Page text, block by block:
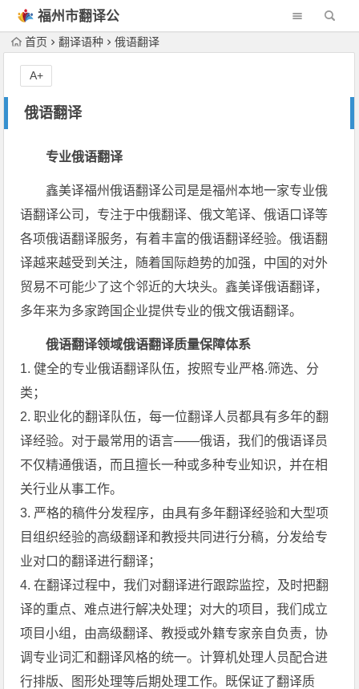
福州市翻译公
司首页 翻译语种 俄语翻译
俄语翻译
A+
专业俄语翻译
鑫美译福州俄语翻译公司是是福州本地一家专业俄
语翻译公司，专注于中俄翻译、俄文笔译、俄语口译等
各项俄语翻译服务，有着丰富的俄语翻译经验。俄语翻
译越来越受到关注，随着国际趋势的加强，中国的对外
贸易不可能少了这个邻近的大块头。鑫美译俄语翻译，
多年来为多家跨国企业提供专业的俄文俄语翻译。
俄语翻译领域俄语翻译质量保障体系
1. 健全的专业俄语翻译队伍，按照专业严格.筛选、分
类；
2. 职业化的翻译队伍，每一位翻译人员都具有多年的翻
译经验。对于最常用的语言——俄语，我们的俄语译员
不仅精通俄语，而且擅长一种或多种专业知识，并在相
关行业从事工作。
3. 严格的稿件分发程序，由具有多年翻译经验和大型项
目组织经验的高级翻译和教授共同进行分稿，分发给专
业对口的翻译进行翻译；
4. 在翻译过程中，我们对翻译进行跟踪监控，及时把翻
译的重点、难点进行解决处理；对大的项目，我们成立
项目小组，由高级翻译、教授或外籍专家亲自负责，协
调专业词汇和翻译风格的统一。计算机处理人员配合进
行排版、图形处理等后期处理工作。既保证了翻译质